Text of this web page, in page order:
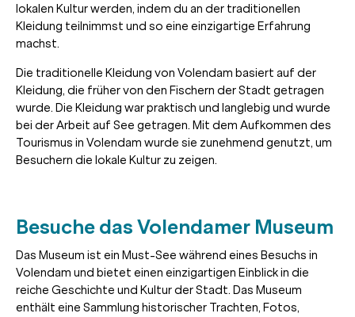
lokalen Kultur werden, indem du an der traditionellen
Kleidung teilnimmst und so eine einzigartige Erfahrung
machst.
Die traditionelle Kleidung von Volendam basiert auf der
Kleidung, die früher von den Fischern der Stadt getragen
wurde. Die Kleidung war praktisch und langlebig und wurde
bei der Arbeit auf See getragen. Mit dem Aufkommen des
Tourismus in Volendam wurde sie zunehmend genutzt, um
Besuchern die lokale Kultur zu zeigen.
Besuche das Volendamer Museum
Das Museum ist ein Must-See während eines Besuchs in
Volendam und bietet einen einzigartigen Einblick in die
reiche Geschichte und Kultur der Stadt. Das Museum
enthält eine Sammlung historischer Trachten, Fotos,